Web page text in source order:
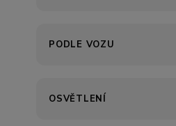
PODLE VOZU
OSVĚTLENÍ